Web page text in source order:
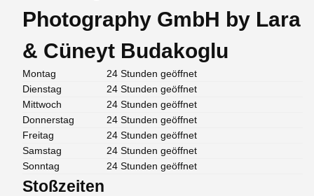
Photography GmbH by Lara
& Cüneyt Budakoglu
Montag
24 Stunden geöffnet
Dienstag
24 Stunden geöffnet
Mittwoch
24 Stunden geöffnet
Donnerstag
24 Stunden geöffnet
Freitag
24 Stunden geöffnet
Samstag
24 Stunden geöffnet
Sonntag
24 Stunden geöffnet
Stoßzeiten